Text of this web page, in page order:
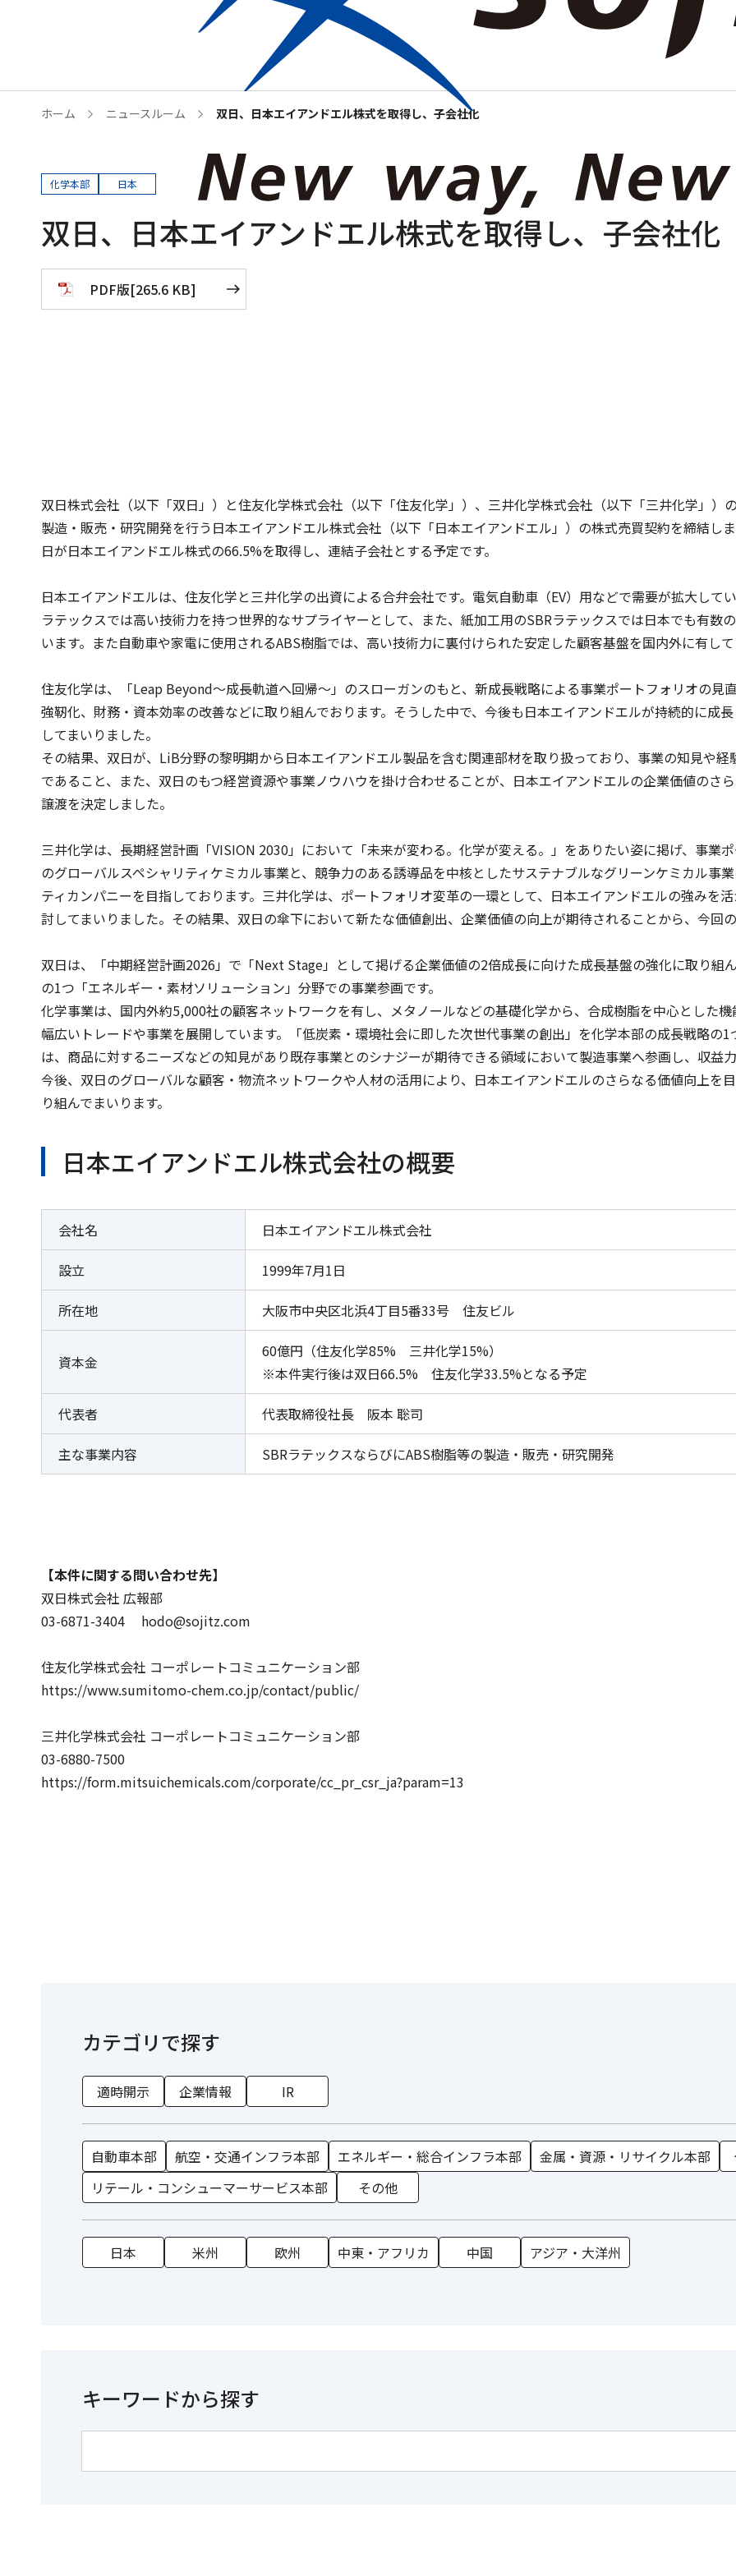
Who we are ニュースルーム サステナビリティ
ホーム ニュースルーム 双日、日本エイアンドエル株式を取得し、子会社化
化学本部 日本
双日、日本エイアンドエル株式を取得し、子会社化
PDF版[265.6 KB]
双日株式会社（以下「双日」）と住友化学株式会社（以下「住友化学」）、三井化学株式会社（以下「三井化学」）
製造・販売・研究開発を行う日本エイアンドエル株式会社（以下「日本エイアンドエル」）の株式売買契約を締結し
日が日本エイアンドエル株式の66.5%を取得し、連結子会社とする予定です。
日本エイアンドエルは、住友化学と三井化学の出資による合弁会社です。電気自動車（EV）用などで需要が拡大し
ラテックスでは高い技術力を持つ世界的なサプライヤーとして、また、紙加工用のSBRラテックスでは日本でも有数
います。また自動車や家電に使用されるABS樹脂では、高い技術力に裏付けられた安定した顧客基盤を国内外に有し
住友化学は、「Leap Beyond～成長軌道へ回帰～」のスローガンのもと、新成長戦略による事業ポートフォリオの見
強靭化、財務・資本効率の改善などに取り組んでおります。そうした中で、今後も日本エイアンドエルが持続的に成
してまいりました。
その結果、双日が、LiB分野の黎明期から日本エイアンドエル製品を含む関連部材を取り扱っており、事業の知見や
であること、また、双日のもつ経営資源や事業ノウハウを掛け合わせることが、日本エイアンドエルの企業価値のさ
譲渡を決定しました。
三井化学は、長期経営計画「VISION 2030」において「未来が変わる。化学が変える。」をありたい姿に掲げ、事業
のグローバルスペシャリティケミカル事業と、競争力のある誘導品を中核としたサステナブルなグリーンケミカル事
ティカンパニーを目指しております。三井化学は、ポートフォリオ変革の一環として、日本エイアンドエルの強みを
討してまいりました。その結果、双日の傘下において新たな価値創出、企業価値の向上が期待されることから、今回
双日は、「中期経営計画2026」で「Next Stage」として掲げる企業価値の2倍成長に向けた成長基盤の強化に取り組
の1つ「エネルギー・素材ソリューション」分野での事業参画です。
化学事業は、国内外約5,000社の顧客ネットワークを有し、メタノールなどの基礎化学から、合成樹脂を中心とした
幅広いトレードや事業を展開しています。「低炭素・環境社会に即した次世代事業の創出」を化学本部の成長戦略の
は、商品に対するニーズなどの知見があり既存事業とのシナジーが期待できる領域において製造事業へ参画し、収益
今後、双日のグローバルな顧客・物流ネットワークや人材の活用により、日本エイアンドエルのさらなる価値向上を
り組んでまいります。
日本エイアンドエル株式会社の概要
会社名 日本エイアンドエル株式会社
設立 1999年7月1日
所在地 大阪市中央区北浜4丁目5番33号 住友ビル
資本金
60億円（住友化学85% 三井化学15%）
※本件実行後は双日66.5% 住友化学33.5%となる予定
代表者 代表取締役社長 阪本 聡司
主な事業内容 SBRラテックスならびにABS樹脂等の製造・販売・研究開発
【本件に関する問い合わせ先】
双日株式会社 広報部
03-6871-3404 hodo@sojitz.com
住友化学株式会社 コーポレートコミュニケーション部
https://www.sumitomo-chem.co.jp/contact/public/
三井化学株式会社 コーポレートコミュニケーション部
03-6880-7500
https://form.mitsuichemicals.com/corporate/cc_pr_csr_ja?param=13
カテゴリで探す
適時開示 企業情報 IR
自動車本部 航空・交通インフラ本部 エネルギー・総合インフラ本部 金属・資源・リサイクル本部
リテール・コンシューマーサービス本部
その他
日本 米州 欧州 中東・アフリカ 中国 アジア・大洋州
キーワードから探す